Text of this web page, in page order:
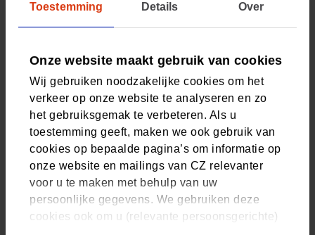
Toestemming Details Over
Onze website maakt gebruik van cookies
Wij gebruiken noodzakelijke cookies om het
verkeer op onze website te analyseren en zo
het gebruiksgemak te verbeteren. Als u
toestemming geeft, maken we ook gebruik van
cookies op bepaalde pagina’s om informatie op
onze website en mailings van CZ relevanter
voor u te maken met behulp van uw
persoonlijke gegevens. We gebruiken deze
cookies ook om u (relevante persoonsgerichte)
Bekijk het aanbod van CZ via
Selecteer uw collectiviteit en bekijk de pakketten.
Coca-Cola Europacific Partners
Coca-Cola Europacific Partners (inactieven)
Coca-Cola HBC Finance B.V.
CC Beverages Holdings II B.V.
Coca-Cola HBC Sourcing BV